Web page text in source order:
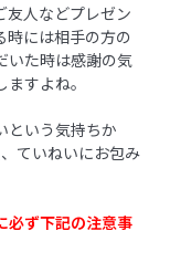
友人などプレゼン
時には相手の方の
いた時は感謝の気
すよね。
という気持ちか
ていねいにお包み
必ず下記の注意事